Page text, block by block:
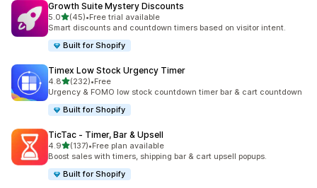
Growth Suite Mystery Discounts
5.0별 5개 중
(45)
총 리뷰 45개
•Free trial available
Smart discounts and countdown timers based on visitor intent.
Built for Shopify
Timex Low Stock Urgency Timer
4.8별 5개 중
(232)
총 리뷰 232개
•Free
Urgency & FOMO low stock countdown timer bar & cart countdown
Built for Shopify
TicTac ‑ Timer, Bar & Upsell
4.9별 5개 중
(137)
총 리뷰 137개
•Free plan available
Boost sales with timers, shipping bar & cart upsell popups.
Built for Shopify